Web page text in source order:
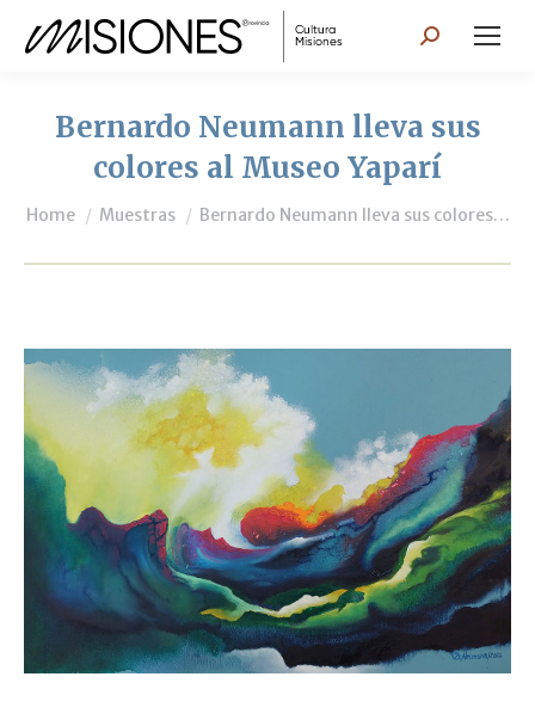
Search:
Bernardo Neumann lleva sus
colores al Museo Yaparí
You are here:
Home Muestras Bernardo Neumann lleva sus colores…